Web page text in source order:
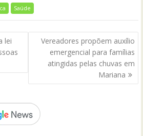
Saúde
lei
Vereadores propõem auxílio
emergencial para famílias
atingidas pelas chuvas em
Mariana